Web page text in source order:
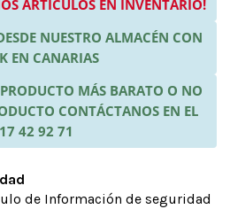
ARTÍCULOS EN INVENTARIO!
NUESTRO ALMACÉN CON
EN CANARIAS
MÁS BARATO O NO
CONTÁCTANOS EN EL
42 92 71
de Información de seguridad